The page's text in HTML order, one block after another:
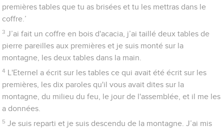
premières tables que tu as brisées et tu les mettras dans le
coffre.’
3 J’ai fait un coffre en bois d'acacia, j’ai taillé deux tables de
pierre pareilles aux premières et je suis monté sur la
montagne, les deux tables dans la main.
4
L'Eternel a écrit sur les tables ce qui avait été écrit sur les
premières, les dix paroles qu'il vous avait dites sur la
montagne, du milieu du feu, le jour de l'assemblée, et il me les
a données.
5 Je suis reparti et je suis descendu de la montagne. J’ai mis